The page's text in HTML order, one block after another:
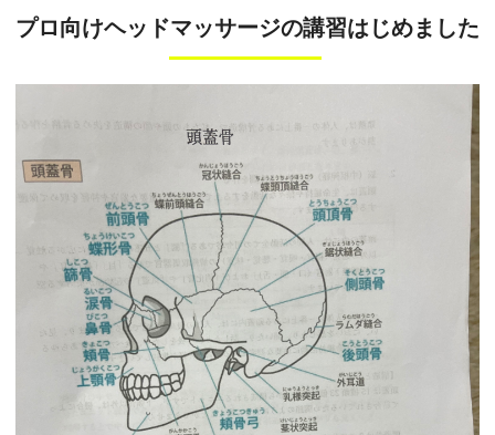
プロ向けヘッドマッサージの講習はじめました